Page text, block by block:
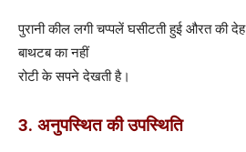
पुरानी कील लगी चप्पलें घसीटती हुई औरत की देह
बाथटब का नहीं
रोटी के सपने देखती है।
3. अनुपस्थित की उपस्थिति